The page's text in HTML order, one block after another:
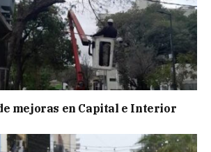
mejoras en Capital e Interior